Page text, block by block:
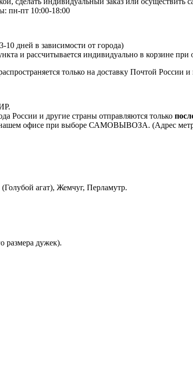
пн-пт 10:00-18:00
10 дней в зависимости от города)
и рассчитывается индивидуально в корзине
только на доставку Почтой
России и другие страны отправляются только
офисе при выборе САМОВЫВОЗА. (Адрес метро
агат), Жемчуг, Перламутр.
размера дужек).